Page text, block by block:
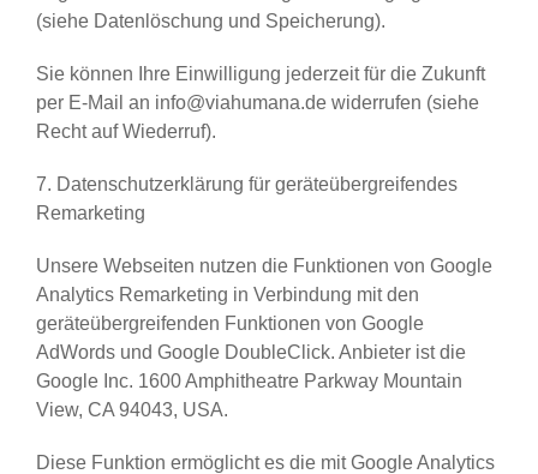
(siehe Datenlöschung und Speicherung).
Sie können Ihre Einwilligung jederzeit für die Zukunft
per E-Mail an info@viahumana.de widerrufen (siehe
Recht auf Wiederruf).
7. Datenschutzerklärung für geräteübergreifendes
Remarketing
Unsere Webseiten nutzen die Funktionen von Google
Analytics Remarketing in Verbindung mit den
geräteübergreifenden Funktionen von Google
AdWords und Google DoubleClick. Anbieter ist die
Google Inc. 1600 Amphitheatre Parkway Mountain
View, CA 94043, USA.
Diese Funktion ermöglicht es die mit Google Analytics